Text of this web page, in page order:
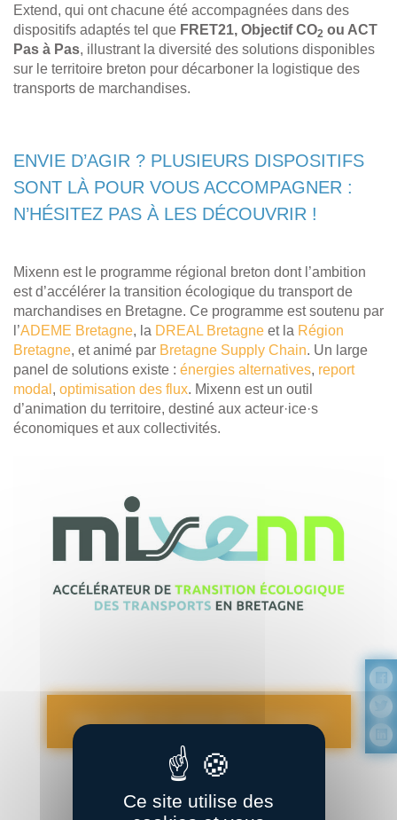
Extend, qui ont chacune été accompagnées dans des
dispositifs adaptés tel que FRET21, Objectif CO2 ou ACT
Pas à Pas, illustrant la diversité des solutions disponibles
sur le territoire breton pour décarboner la logistique des
transports de marchandises.
ENVIE D’AGIR ? PLUSIEURS DISPOSITIFS
SONT LÀ POUR VOUS ACCOMPAGNER :
N’HÉSITEZ PAS À LES DÉCOUVRIR !
Mixenn est le programme régional breton dont l’ambition
est d’accélérer la transition écologique du transport de
marchandises en Bretagne. Ce programme est soutenu par
l’ADEME Bretagne, la DREAL Bretagne et la Région
Bretagne, et animé par Bretagne Supply Chain. Un large
panel de solutions existe : énergies alternatives, report
modal , optimisation des flux. Mixenn est un outil
d’animation du territoire, destiné aux acteur·ice·s
économiques et aux collectivités.
Vous voulez en savoir plus ? C’est ici !
Ce site utilise des